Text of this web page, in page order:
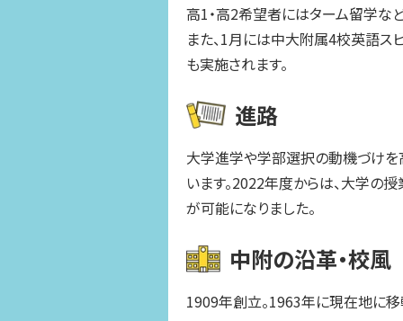
高1・高2希望者にはターム留学な
また、1月には中大附属4校英語ス
も実施されます。
進路
大学進学や学部選択の動機づけ
います。2022年度からは、大学の
が可能になりました。
中附の沿革・校風
1909年創立。1963年に現在地に